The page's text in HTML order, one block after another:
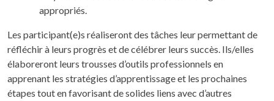
appropriés.
Les participant(e)s réaliseront des tâches leur permettant de
réfléchir à leurs progrès et de célébrer leurs succès. Ils/elles
élaboreront leurs trousses d’outils professionnels en
apprenant les stratégies d’apprentissage et les prochaines
étapes tout en favorisant de solides liens avec d’autres